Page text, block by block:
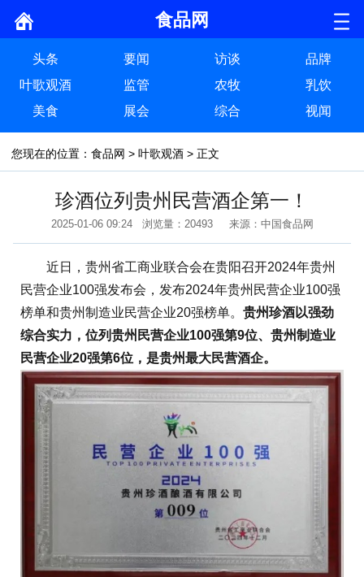
食品网
头条 要闻 访谈
品牌
叶歌观酒
监管 农牧
乳饮
美食
展会 综合 视闻
您现在的位置： 食品网 > 叶歌观酒 > 正文
珍酒位列贵州民营酒企第一！
2025-01-06 09:24 浏览量：20493 来源：中国食品网
近日，贵州省工商业联合会在贵阳召开2024年贵州
民营企业100强发布会，发布2024年贵州民营企业100强
榜单和贵州制造业民营企业20强榜单。 贵州珍酒以强劲
综合实力，位列贵州民营企业100强第9位、贵州制造业
民营企业20强第6位，是贵州最大民营酒企。